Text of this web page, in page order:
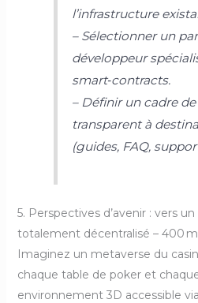
l’infrastructure
– Sélectionner un
développeur
smart‑contracts.
– Définir un cadre
transparent à
(guides, FAQ,
5. Perspectives d’avenir : vers
totalement décentralisé – 400
Imaginez un metaverse du
chaque table de poker et
environnement 3D accessible